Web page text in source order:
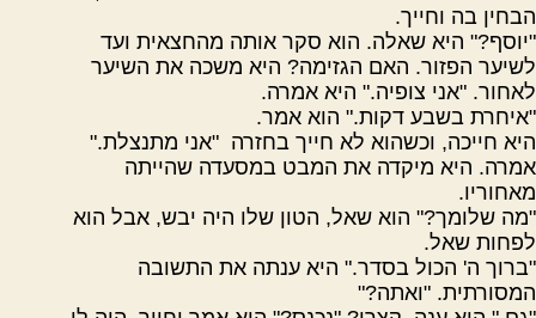
הבחין בה וחייך.
"יוסף?" היא שאלה. הוא סקר אותה מהחצאית ועד
לשיער הפזור. האם הגזימה? היא משכה את השיער
לאחור. "אני צופיה." היא אמרה.
"איחרת בשבע דקות." הוא אמר.
היא חייכה, וכשהוא לא חייך בחזרה "אני מתנצלת."
אמרה. היא מיקדה את המבט במסעדה שהייתה
מאחוריו.
"מה שלומך?" הוא שאל, הטון שלו היה יבש, אבל הוא
לפחות שאל.
"ברוך ה' הכול בסדר." היא ענתה את התשובה
המסורתית. "ואתה?"